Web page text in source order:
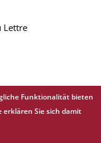
Lettre
rights reserved.
Funktionalität bieten
Sie sich damit